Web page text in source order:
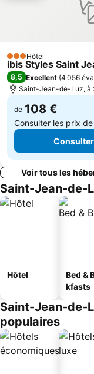
Donostiako
Grottes de
Carnaval de Tolède
3 Étoiles
Hôtel
ibis Styles Saint
8,5 Excellent (4 056
Saint-Jean-de-Luz, à
de 108 €
Consulter les prix de
Voir tous les
Saint-Jean-de-
Hôtel
Bed &
kfasts
Saint-Jean-de-
populaires